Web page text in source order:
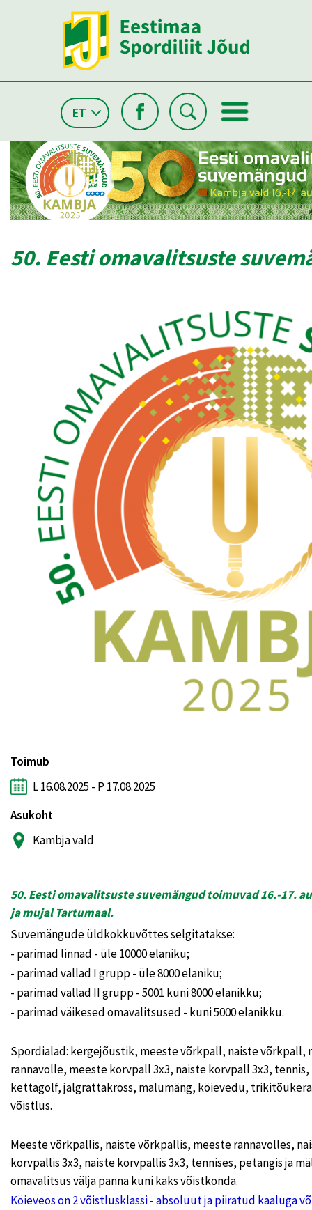
ET
50. Eesti omavalitsuste
Toimub
L 16.08.2025 - P 17.08.2025
Asukoht
Kambja vald
50. Eesti omavalitsuste suvemängud toimuvad 16.-17.
ja mujal Tartumaal.
Suvemängude üldkokkuvõttes selgitatakse:
- parimad linnad - üle 10000 elaniku;
- parimad vallad I grupp - üle 8000 elaniku;
- parimad vallad II grupp - 5001 kuni 8000 elanikku;
- parimad väikesed omavalitsused - kuni 5000 elanikku.
Spordialad: kergejõustik, meeste võrkpall, naiste võrkpall,
rannavolle, meeste korvpall 3x3, naiste korvpall 3x3,
kettagolf, jalgrattakross, mälumäng, köievedu,
võistlus.
Meeste võrkpallis, naiste võrkpallis, meeste rannavolles,
korvpallis 3x3, naiste korvpallis 3x3, tennises, petangis ja
omavalitsus välja panna kuni kaks võistkonda.
Köieveos on 2 võistlusklassi - absoluut ja piiratud kaaluga